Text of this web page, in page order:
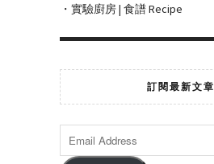
・實驗廚房 | 食譜 Recipe
訂閱最新文章